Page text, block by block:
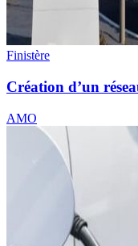
Finistère
Création d’un
AMO